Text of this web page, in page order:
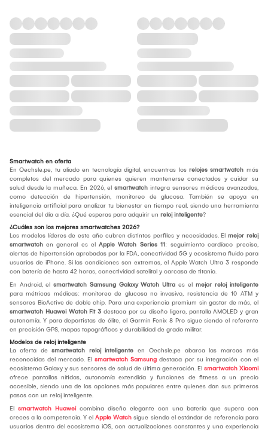
Smartwatch en oferta
En Oechsle.pe, tu aliado en tecnología digital, encuentras los relojes smartwatch más
completos del mercado para quienes quieren mantenerse conectados y cuidar su
salud desde la muñeca. En 2026, el smartwatch integra sensores médicos avanzados,
como detección de hipertensión, monitoreo de glucosa. También se apoya en
inteligencia artificial para analizar tu bienestar en tiempo real, siendo una herramienta
esencial del día a día. ¿Qué esperas para adquirir un reloj inteligente?
¿Cuáles son los mejores smartwatches 2026?
Los modelos líderes de este año cubren distintos perfiles y necesidades. El mejor reloj
smartwatch en general es el Apple Watch Series 11: seguimiento cardíaco preciso,
alertas de hipertensión aprobadas por la FDA, conectividad 5G y ecosistema fluido para
usuarios de iPhone. Si las condiciones son extremas, el Apple Watch Ultra 3 responde
con batería de hasta 42 horas, conectividad satelital y carcasa de titanio.
En Android, el smartwatch Samsung Galaxy Watch Ultra es el mejor reloj inteligente
para métricas médicas: monitoreo de glucosa no invasivo, resistencia de 10 ATM y
sensores BioActive de doble chip. Para una experiencia premium sin gastar de más, el
smartwatch Huawei Watch Fit 3 destaca por su diseño ligero, pantalla AMOLED y gran
autonomía. Y para deportistas de élite, el Garmin Fenix 8 Pro sigue siendo el referente
en precisión GPS, mapas topográficos y durabilidad de grado militar.
Modelos de reloj inteligente
La oferta de smartwatch reloj inteligente en Oechsle.pe abarca las marcas más
reconocidas del mercado. El smartwatch Samsung destaca por su integración con el
ecosistema Galaxy y sus sensores de salud de última generación. El smartwatch Xiaomi
ofrece pantallas nítidas, autonomía extendida y funciones de fitness a un precio
accesible, siendo una de las opciones más populares entre quienes dan sus primeros
pasos con un reloj inteligente.
El smartwatch Huaweicombina diseño elegante con una batería que supera con
creces a la competencia. Y el Apple Watch sigue siendo el estándar de referencia para
usuarios dentro del ecosistema iOS, con actualizaciones constantes y una experiencia